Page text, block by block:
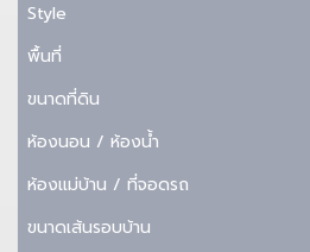
Style
พื้นที่
ขนาดที่ดิน
ห้องนอน / ห้องน้ำ
ห้องแม่บ้าน / ที่จอดรถ
ขนาดเส้นรอบบ้าน